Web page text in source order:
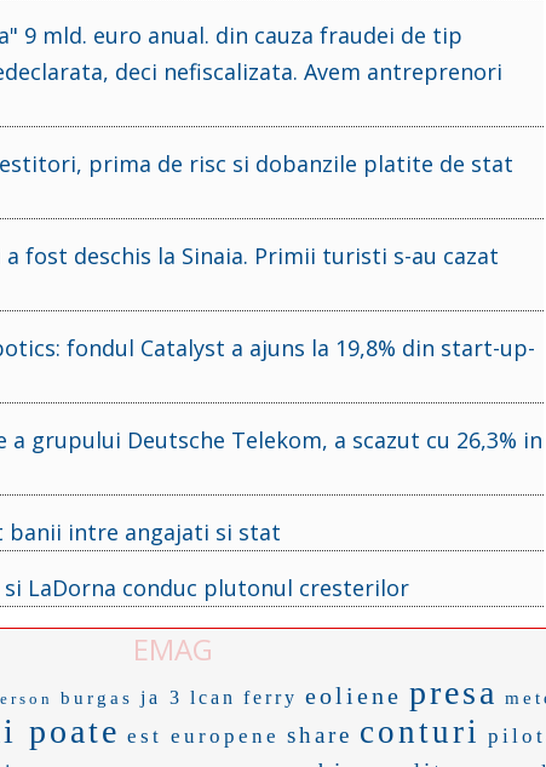
9 mld. euro anual. din cauza fraudei de tip
deci nefiscalizata. Avem antreprenori
prima de risc si dobanzile platite de stat
fost deschis la Sinaia. Primii turisti s-au cazat
fondul Catalyst a ajuns la 19,8% din start-up-
grupului Deutsche Telekom, a scazut cu 26,3% in
banii intre angajati si stat
LaDorna conduc plutonul cresterilor
EMAG
burgas ja 3 lcan ferry eoliene presa
poate est europene share conturi